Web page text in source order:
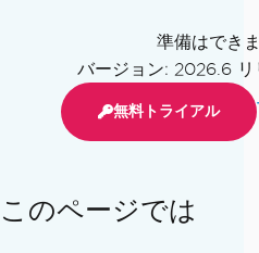
準備はでき
バージョン: 2026.6 リ
無料トライアル
このページでは